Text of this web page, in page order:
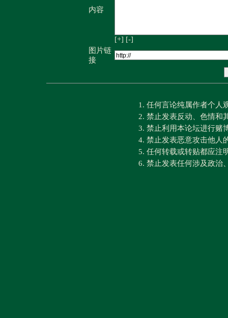
内容
[+] [-]
图片链
接
1. 任何言论纯属作者个人
2. 禁止发表反动、色情和
3. 禁止利用本论坛进行赌
4. 禁止发表恶意攻击他人
5. 任何转载或转贴都应注
6. 禁止发表任何涉及政治